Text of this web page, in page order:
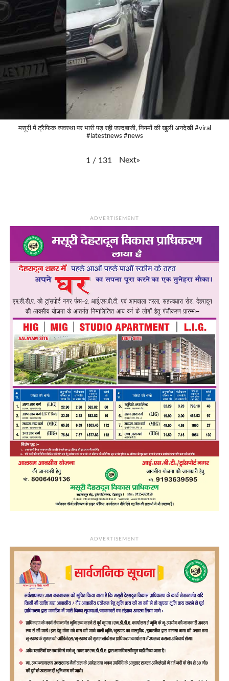
मसूरी में ट्रैफिक व्यवस्था पर भारी पड़ रही जल्दबाजी, नियमों की खुली अनदेखी #viral
#latestnews #news
1 / 131 Next»
ADVERTISEMENT
ADVERTISEMENT